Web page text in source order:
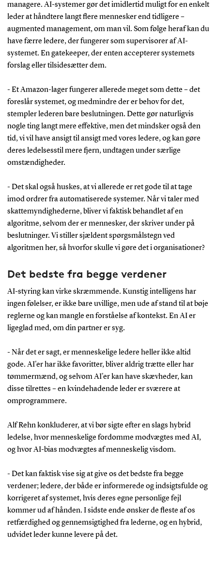
managere. AI-systemer gør det imidlertid muligt for en enkelt
leder at håndtere langt flere mennesker end tidligere –
augmented management, om man vil. Som følge heraf kan du
have færre ledere, der fungerer som supervisorer af AI-
systemet. En gatekeeper, der enten accepterer systemets
forslag eller tilsidesætter dem.
- Et Amazon-lager fungerer allerede meget som dette – det
foreslår systemet, og medmindre der er behov for det,
stempler lederen bare beslutningen. Dette gør naturligvis
nogle ting langt mere effektive, men det mindsker også den
tid, vi vil have ansigt til ansigt med vores ledere, og kan gøre
deres ledelsesstil mere fjern, undtagen under særlige
omstændigheder.
- Det skal også huskes, at vi allerede er ret gode til at tage
imod ordrer fra automatiserede systemer. Når vi taler med
skattemyndighederne, bliver vi faktisk behandlet af en
algoritme, selvom der er mennesker, der skriver under på
beslutninger. Vi stiller sjældent spørgsmålstegn ved
algoritmen her, så hvorfor skulle vi gøre det i organisationer?
Det bedste fra begge verdener
AI-styring kan virke skræmmende. Kunstig intelligens har
ingen følelser, er ikke bare uvillige, men ude af stand til at bøje
reglerne og kan mangle en forståelse af kontekst. En AI er
ligeglad med, om din partner er syg.
- Når det er sagt, er menneskelige ledere heller ikke altid
gode. AI'er har ikke favoritter, bliver aldrig trætte eller har
tømmermænd, og selvom AI'er kan have skævheder, kan
disse tilrettes – en kvindehadende leder er sværere at
omprogrammere.
Alf Rehn konkluderer, at vi bør sigte efter en slags hybrid
ledelse, hvor menneskelige fordomme modvægtes med AI,
og hvor AI-bias modvægtes af menneskelig visdom.
- Det kan faktisk vise sig at give os det bedste fra begge
verdener; ledere, der både er informerede og indsigtsfulde og
korrigeret af systemet, hvis deres egne personlige fejl
kommer ud af hånden. I sidste ende ønsker de fleste af os
retfærdighed og gennemsigtighed fra lederne, og en hybrid,
udvidet leder kunne levere på det.